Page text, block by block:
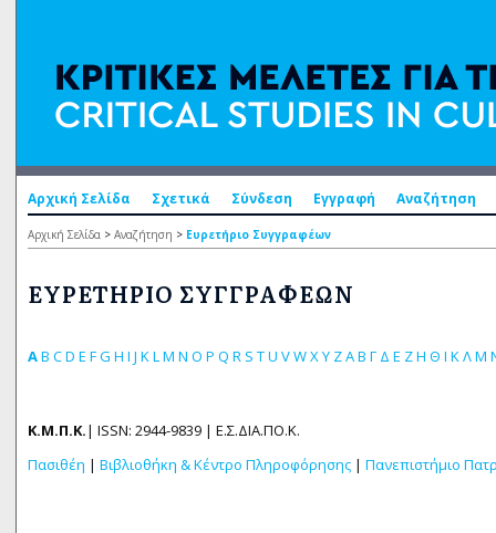
Αρχική Σελίδα Σχετικά Σύνδεση Εγγραφή Αναζήτηση
Αρχική Σελίδα > Αναζήτηση > Ευρετήριο Συγγραφέων
ΕΥΡΕΤΉΡΙΟ ΣΥΓΓΡΑΦΈΩΝ
AB CD E FG H I J KLM N O P Q R S TU VWXY ZΑΒ Γ Δ Ε ΖΗ Θ Ι ΚΛΜ
Κ.Μ.Π.Κ.| ISSN: 2944-9839 | Ε.Σ.ΔΙΑ.ΠΟ.Κ.
Πασιθέη | Βιβλιοθήκη & Κέντρο Πληροφόρησης | Πανεπιστήμιο